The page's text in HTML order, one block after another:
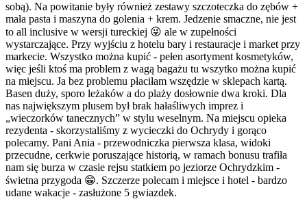
sobą). Na powitanie były również zestawy szczoteczka do zębów +
mała pasta i maszyna do golenia + krem. Jedzenie smaczne, nie jest
to all inclusive w wersji tureckiej 😜 ale w zupełności
wystarczające. Przy wyjściu z hotelu bary i restauracje i market przy
markecie. Wszystko można kupić - pełen asortyment kosmetyków,
więc jeśli ktoś ma problem z wagą bagażu tu wszytko można kupić
na miejscu. Ja bez problemu płaciłam wszędzie w sklepach kartą.
Basen duży, sporo leżaków a do plaży dosłownie dwa kroki. Dla
nas największym plusem był brak hałaśliwych imprez i
„wieczorków tanecznych” w stylu weselnym. Na miejscu opieka
rezydenta - skorzystaliśmy z wycieczki do Ochrydy i gorąco
polecamy. Pani Ania - przewodniczka pierwsza klasa, widoki
przecudne, cerkwie poruszające historią, w ramach bonusu trafiła
nam się burza w czasie rejsu statkiem po jeziorze Ochrydzkim -
świetna przygoda 😁. Szczerze polecam i miejsce i hotel - bardzo
udane wakacje - zasłużone 5 gwiazdek.